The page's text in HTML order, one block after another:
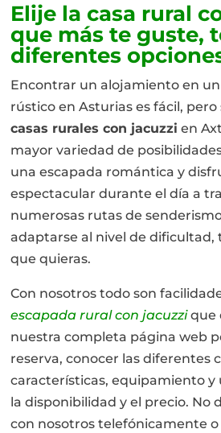
Elije la casa rural
que más te guste,
diferentes
Encontrar un alojamiento en
rústico en Asturias es fácil, pero
casas rurales con jacuzzi en
mayor variedad de
una escapada romántica y
espectacular durante el día a
numerosas rutas de
adaptarse al nivel de dificultad,
que quieras.
Con nosotros todo son
escapada rural con jacuzzique
nuestra completa página web
reserva, conocer las diferentes
características, equipamiento y
la disponibilidad y el precio. No
con nosotros telefónicamente